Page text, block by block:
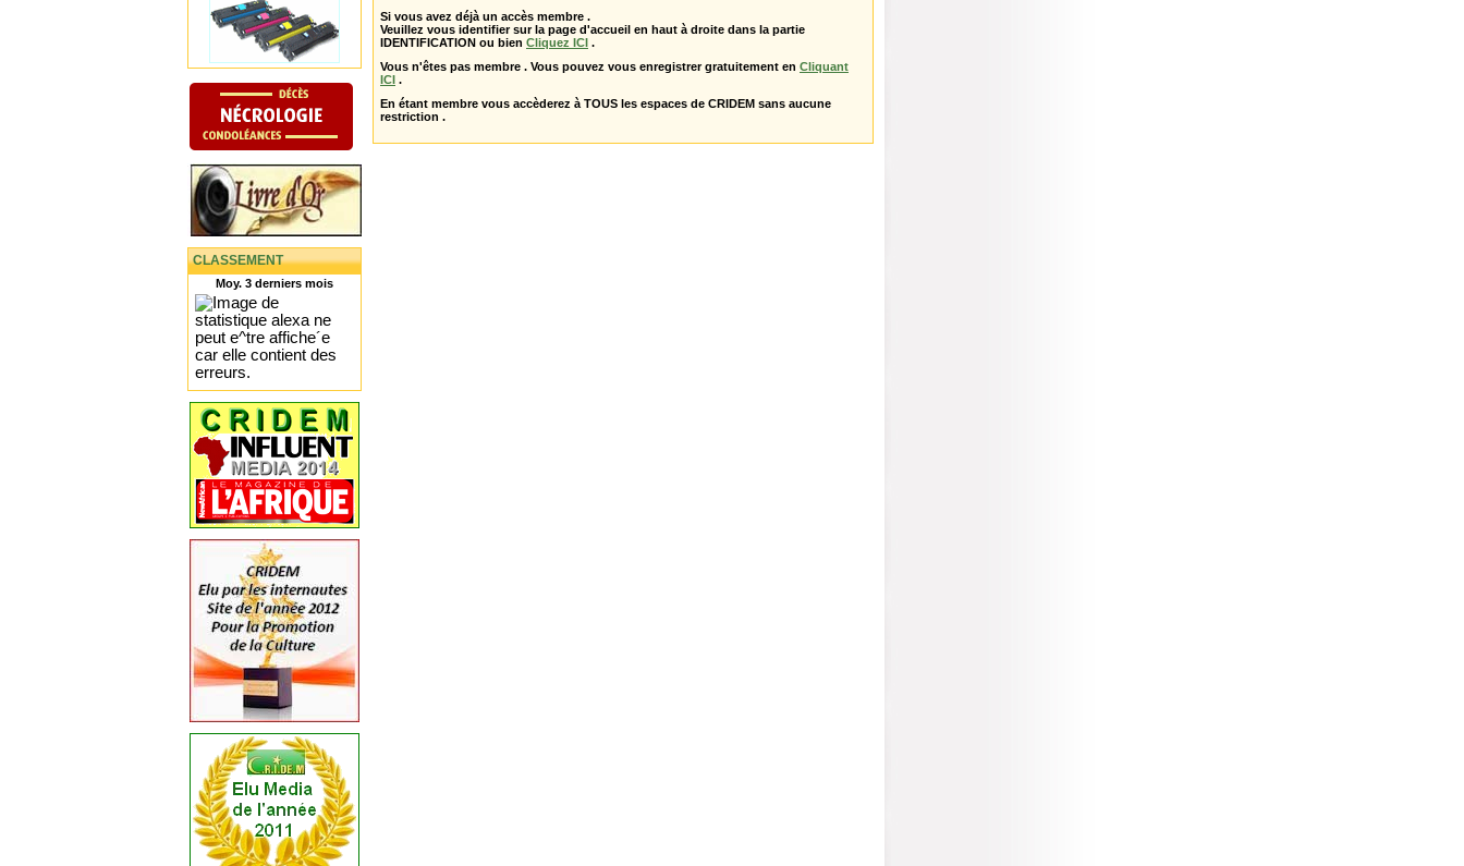
CLASSEMENT
Moy. 3 derniers mois
Si vous avez déjà un accès membre .
Veuillez vous identifier sur la page d'accueil en haut à droite dans la partie
IDENTIFICATION ou bien Cliquez ICI .
Vous n'êtes pas membre . Vous pouvez vous enregistrer gratuitement en Cliquant
ICI .
En étant membre vous accèderez à TOUS les espaces de CRIDEM sans aucune
restriction .